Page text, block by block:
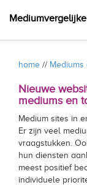
home //
Nieuwe
mediums en
Medium sites in
Er zijn veel
vraagstukken.
hun diensten
meest positief
individuele